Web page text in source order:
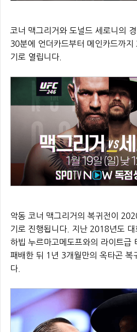
코너 맥그리거와 도널드 세로니의
30분에 언더카드부터 메인카드까
기로 열립니다.
악동 코너 맥그리거의 복귀전이
기로 진행됩니다. 지난 2018년도
하빕 누르마고메도프와의 라이트급
패배한 뒤 1년 3개월만의 옥타곤 복
다.